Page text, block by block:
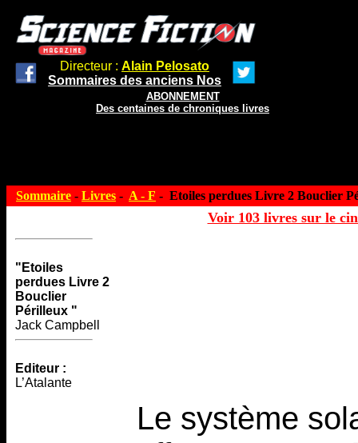
Directeur : Alain Pelosato
Sommaires des anciens Nos
ABONNEMENT
Des centaines de chroniques livres
Sommaire - Livres - A - F - Etoiles perdues Livre 2 Bouclier
Voir 103 livres sur le
"Etoiles
perdues Livre 2
Bouclier
Périlleux "
Jack Campbell
Editeur :
L’Atalante
Le système